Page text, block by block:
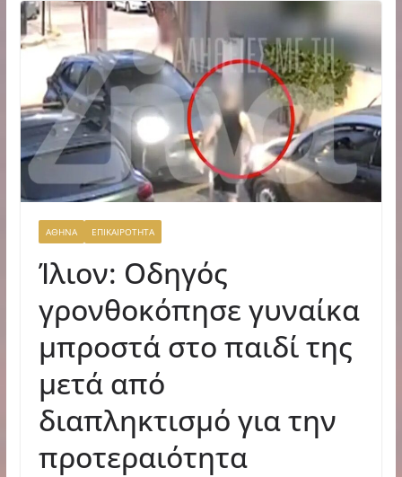
ΑΘΗΝΑ ΕΠΙΚΑΙΡΟΤΗΤΑ
Ίλιον: Οδηγός
γρονθοκόπησε γυναίκα
μπροστά στο παιδί της
μετά από
διαπληκτισμό για την
προτεραιότητα